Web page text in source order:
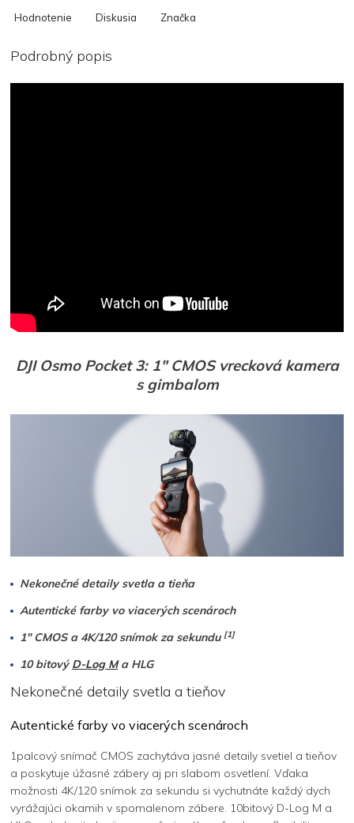
Hodnotenie Diskusia Značka
Podrobný popis
DJI Osmo Pocket 3: 1″ CMOS vrecková kamera
s gimbalom
Nekonečné detaily svetla a tieňa
Autentické farby vo viacerých scenároch
1" CMOS a 4K/120 snímok za sekundu [1]
10 bitový D-Log Ma HLG
Nekonečné detaily svetla a tieňov
Autentické farby vo viacerých scenároch
1palcový snímač CMOS zachytáva jasné detaily svetiel a tieňov
a poskytuje úžasné zábery aj pri slabom osvetlení. Vďaka
možnosti 4K/120 snímok za sekundu si vychutnáte každý dych
vyrážajúci okamih v spomalenom zábere. 10bitový D-Log M a